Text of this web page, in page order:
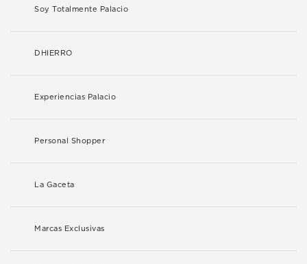
Soy Totalmente Palacio
DHIERRO
Experiencias Palacio
Personal Shopper
La Gaceta
Marcas Exclusivas